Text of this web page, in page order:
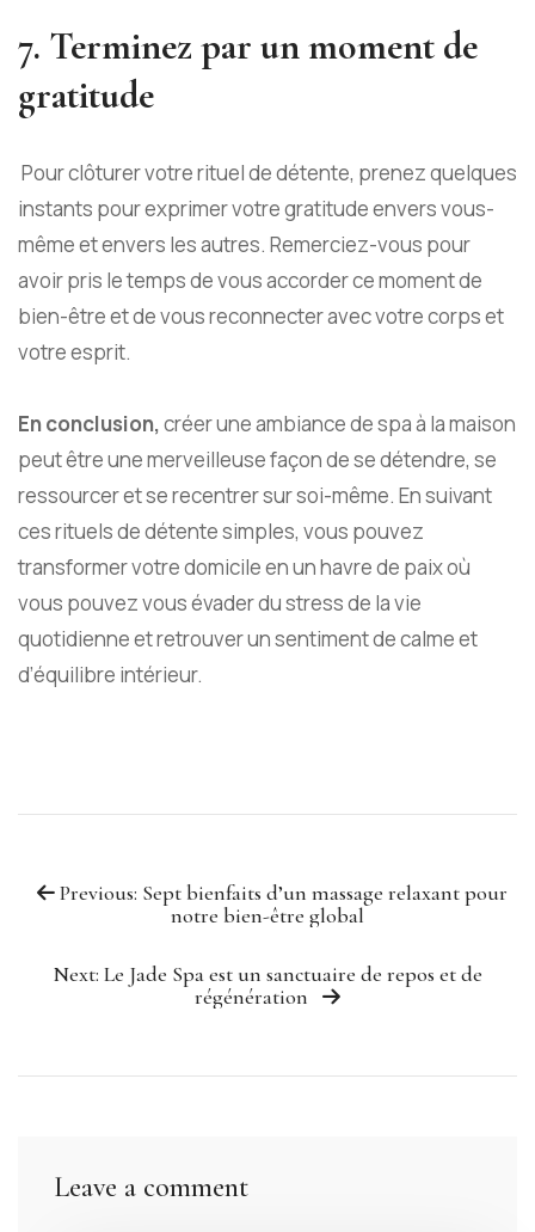
7. Terminez par un moment de
gratitude
Pour clôturer votre rituel de détente, prenez quelques
instants pour exprimer votre gratitude envers vous-
même et envers les autres. Remerciez-vous pour
avoir pris le temps de vous accorder ce moment de
bien-être et de vous reconnecter avec votre corps et
votre esprit.
En conclusion,créer une ambiance de spa à la maison
peut être une merveilleuse façon de se détendre, se
ressourcer et se recentrer sur soi-même. En suivant
ces rituels de détente simples, vous pouvez
transformer votre domicile en un havre de paix où
vous pouvez vous évader du stress de la vie
quotidienne et retrouver un sentiment de calme et
d’équilibre intérieur.
Previous: Sept bienfaits d’un massage relaxant pour
notre bien-être global
Next: Le Jade Spa est un sanctuaire de repos et de
régénération
Leave a comment